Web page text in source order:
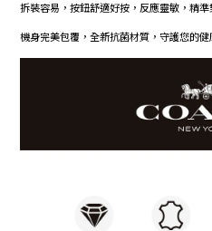
拆裝容易，按鈕舒適好按，反應靈敏，精準
機身完美包覆，全新抗菌材質，守護您的